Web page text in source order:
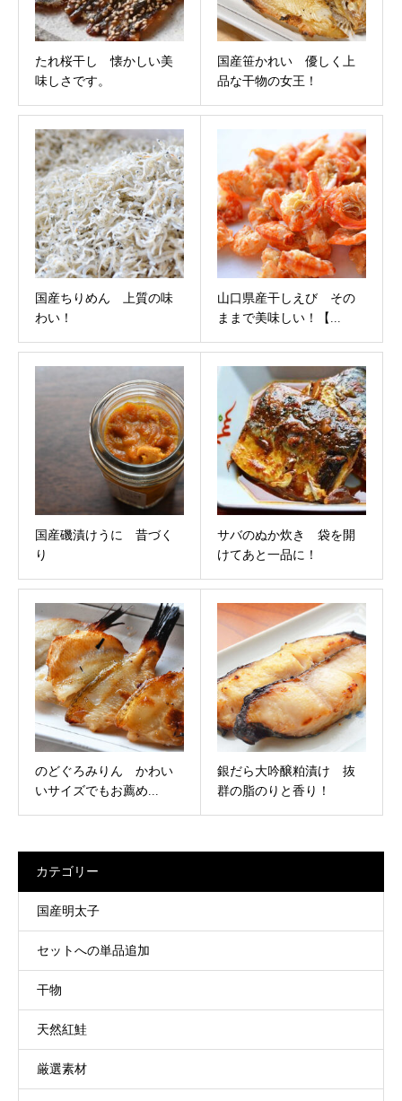
たれ桜干し 懐かしい美
味しさです。
国産笹かれい 優しく上
品な干物の女王！
国産ちりめん 上質の味
わい！
山口県産干しえび その
ままで美味しい！【...
国産磯漬けうに 昔づく
り
サバのぬか炊き 袋を開
けてあと一品に！
のどぐろみりん かわい
いサイズでもお薦め...
銀だら大吟醸粕漬け 抜
群の脂のりと香り！
カテゴリー
国産明太子
セットへの単品追加
干物
天然紅鮭
厳選素材